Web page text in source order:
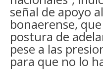
señal de apoyo
bonaerense,
postura de
pese a las
para que no lo